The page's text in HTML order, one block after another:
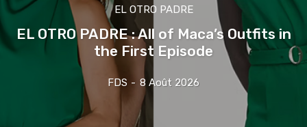
EL OTRO PADRE
EL OTRO PADRE : All of Maca’s Outfits in
the First Episode
FDS - 8 Août 2026